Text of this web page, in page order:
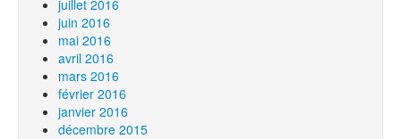
juillet 2016
juin 2016
mai 2016
avril 2016
mars 2016
février 2016
janvier 2016
décembre 2015